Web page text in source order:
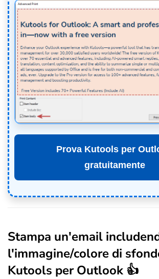
Prova Kutools per
gratuitamente
Stampa un'email
l'immagine/colore di
Kutools per Outlook 👍